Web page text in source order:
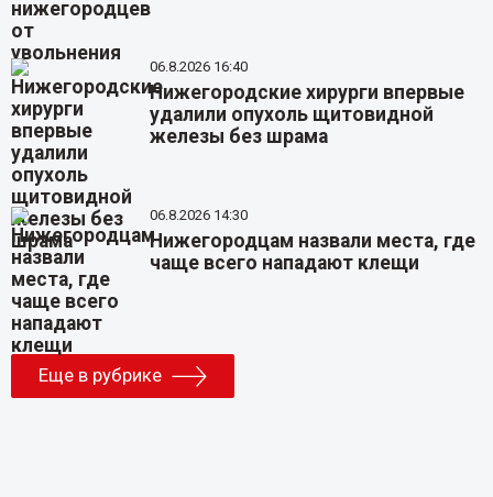
06.8.2026 16:40
Нижегородские хирурги впервые
удалили опухоль щитовидной
железы без шрама
06.8.2026 14:30
Нижегородцам назвали места, где
чаще всего нападают клещи
Еще в рубрике